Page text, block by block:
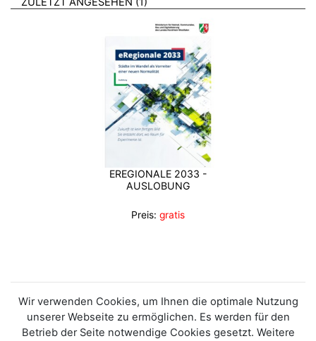
EREGIONALE 2033 -
AUSLOBUNG
Preis: gratis
Wir verwenden Cookies, um Ihnen die optimale Nutzung
unserer Webseite zu ermöglichen. Es werden für den
Betrieb der Seite notwendige Cookies gesetzt. Weitere